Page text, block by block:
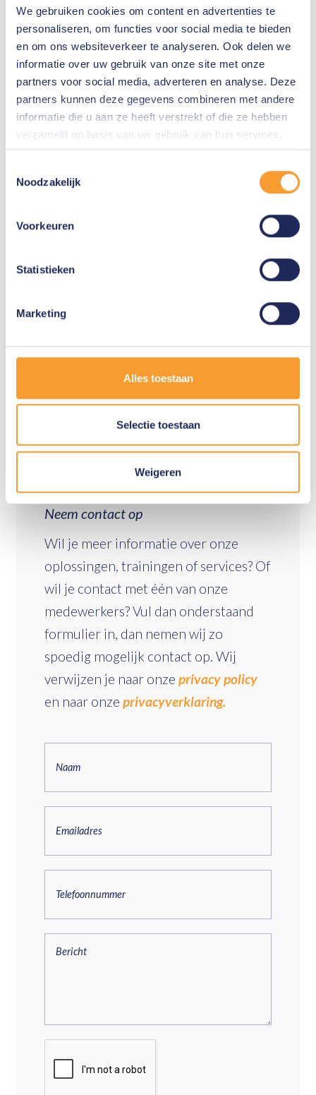
We gebruiken cookies om content en advertenties te
personaliseren, om functies voor social media te bieden
en om ons websiteverkeer te analyseren. Ook delen we
informatie over uw gebruik van onze site met onze
partners voor social media, adverteren en analyse. Deze
partners kunnen deze gegevens combineren met andere
informatie die u aan ze heeft verstrekt of die ze hebben
verzameld op basis van uw gebruik van hun services.
Noodzakelijk
Voorkeuren
Statistieken
Marketing
Alles toestaan
Selectie toestaan
Weigeren
Wilt u graag meer informatie over deze nieuwe
release bekijken of lezen? Raadpleeg dan de
onderstaande twee bronnen:
Release video:https://www.youtube.com/watch?
https://www.oxygen-
forensic.com/uploads/press_kit/OFDv150ReleaseNotes.pdf
Meer informatie over Oxygen Forensic
Detective? Neem dancontactmet ons op.
Neem contact op
Wil je meer informatie over onze
oplossingen, trainingen of services? Of
wil je contact met één van onze
medewerkers? Vul dan onderstaand
formulier in, dan nemen wij zo
spoedig mogelijk contact op. Wij
verwijzen je naar onze privacy policy
en naar onze privacyverklaring.